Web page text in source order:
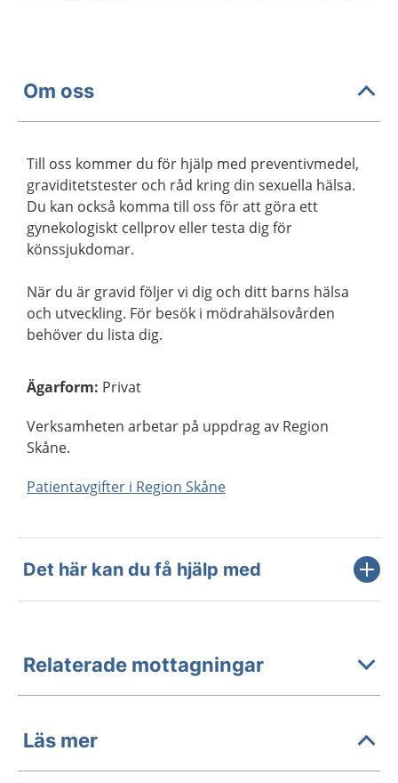
Om oss
Till oss kommer du för hjälp med preventivmedel,
graviditetstester och råd kring din sexuella hälsa.
Du kan också komma till oss för att göra ett
gynekologiskt cellprov eller testa dig för
könssjukdomar.
När du är gravid följer vi dig och ditt barns hälsa
och utveckling. För besök i mödrahälsovården
behöver du lista dig.
Ägarform: Privat
Verksamheten arbetar på uppdrag av Region
Skåne.
Patientavgifter i Region Skåne
Det här kan du få hjälp med
Relaterade mottagningar
Läs mer